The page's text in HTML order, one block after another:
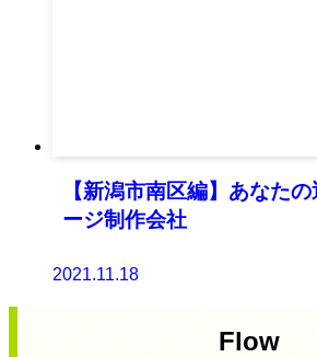
【新潟市南区編】あなた
ージ制作会社
2021.11.18
Flow